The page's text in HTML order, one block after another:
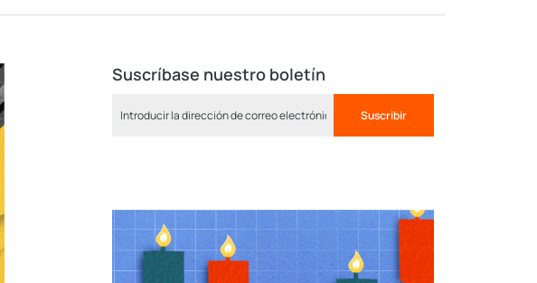
Suscríbase nuestro boletín
Suscribir